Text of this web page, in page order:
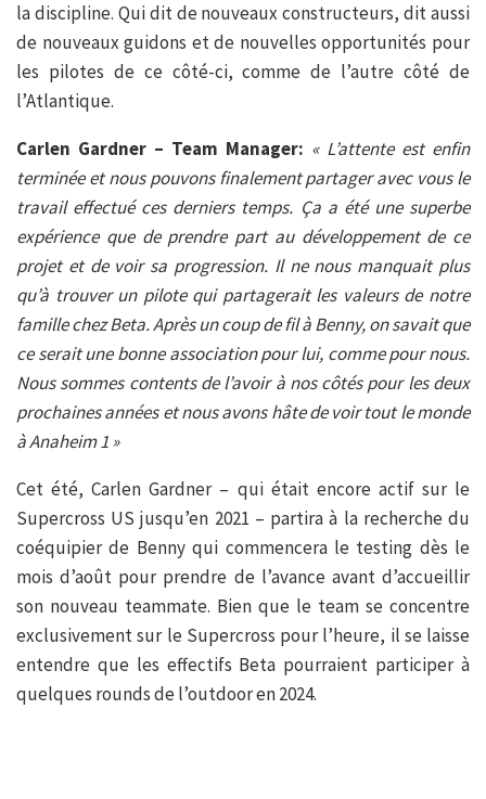
la discipline. Qui dit de nouveaux constructeurs, dit aussi
de nouveaux guidons et de nouvelles opportunités pour
les pilotes de ce côté-ci, comme de l’autre côté de
l’Atlantique.
Carlen Gardner – Team Manager: « L’attente est enfin
terminée et nous pouvons finalement partager avec vous le
travail effectué ces derniers temps. Ça a été une superbe
expérience que de prendre part au développement de ce
projet et de voir sa progression. Il ne nous manquait plus
qu’à trouver un pilote qui partagerait les valeurs de notre
famille chez Beta. Après un coup de fil à Benny, on savait que
ce serait une bonne association pour lui, comme pour nous.
Nous sommes contents de l’avoir à nos côtés pour les deux
prochaines années et nous avons hâte de voir tout le monde
à Anaheim 1 »
Cet été, Carlen Gardner – qui était encore actif sur le
Supercross US jusqu’en 2021 – partira à la recherche du
coéquipier de Benny qui commencera le testing dès le
mois d’août pour prendre de l’avance avant d’accueillir
son nouveau teammate. Bien que le team se concentre
exclusivement sur le Supercross pour l’heure, il se laisse
entendre que les effectifs Beta pourraient participer à
quelques rounds de l’outdoor en 2024.